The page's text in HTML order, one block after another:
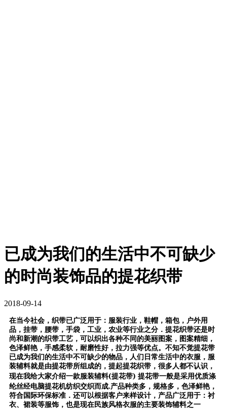
已成为我们的生活中不可缺少
的时尚装饰品的提花织带
2018-09-14
在当今社会，织带已广泛用于：服装行业，鞋帽，箱包，户外用
品，挂带，腰带，手袋，工业，农业等行业之分．提花织带还是时
尚和新潮的织带工艺，可以织出各种不同的美丽图案，图案精细，
色泽鲜艳，手感柔软，耐磨性好，拉力强等优点。 不知不觉提花带
已成为我们的生活中不可缺少的物品，人们日常生活中的衣服，服
装辅料就是由提花带所组成的，提起提花织带，很多人都不认识，
现在我给大家介绍一款服装辅料(提花带) 提花带一般是采用优质涤
纶丝经电脑提花机纺织交织而成.产品种类多，规格多，色泽鲜艳，
符合国际环保标准．还可以根据客户来样设计，产品广泛用于：衬
衣、裙装等服饰，也是现在民族风格衣服的主要装饰辅料之一